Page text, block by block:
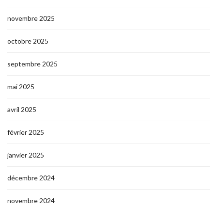
novembre 2025
octobre 2025
septembre 2025
mai 2025
avril 2025
février 2025
janvier 2025
décembre 2024
novembre 2024